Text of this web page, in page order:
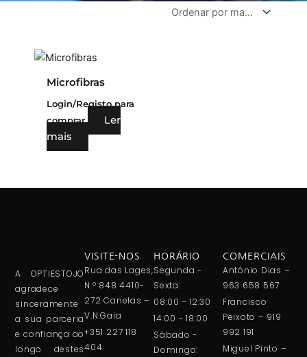
Microfibras
Login/Registo para
comprar
Ler
mais
A OPTIESTOJO
agradece
sinceramente
a sua parceria
e confiança ao
longo destes
VISITE-NOS
Rua das Lages,
N.º 848 4410-
272 Canelas –
V.N.Gaia
+351 227 118
404
HORÁRIO
Segunda -
Sexta:
08:00 - 12:30
14:00 - 18:00
Sábado -
Domingo:
COMERCIAIS
António Dias –
963 658 567
Francisco
Peixoto – 919
992 191
Miguel Pinto –